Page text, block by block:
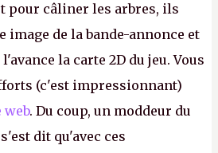
pour câliner les arbres, ils
image de la bande-annonce et
la carte 2D du jeu. Vous
(c'est impressionnant)
web. Du coup, un moddeur du
dit qu'avec ces